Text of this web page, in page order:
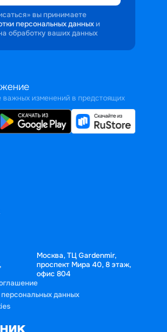
вы принимаете
персональных данных и
обработку ваших данных
важных изменений в предстоящих
Москва, ТЦ Gardenmir,
проспект Мира 40, 8 этаж,
офис 804
данных